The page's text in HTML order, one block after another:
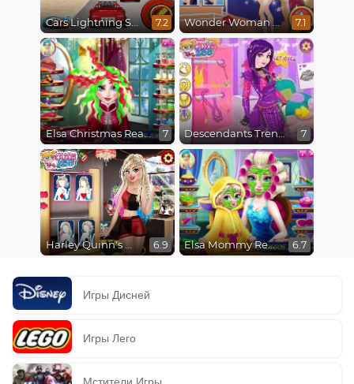
Cars Lightning Speed 7.2 Wonder Woman Fashion Event 7.1
Elsa Christmas Real Haircuts 7 Descendants Trendsetters 7
Harley Quinn's Modern Makeover 6.9 Elsa Mommy Real Makeover 6.7
Игры Дисней
Игры Лего